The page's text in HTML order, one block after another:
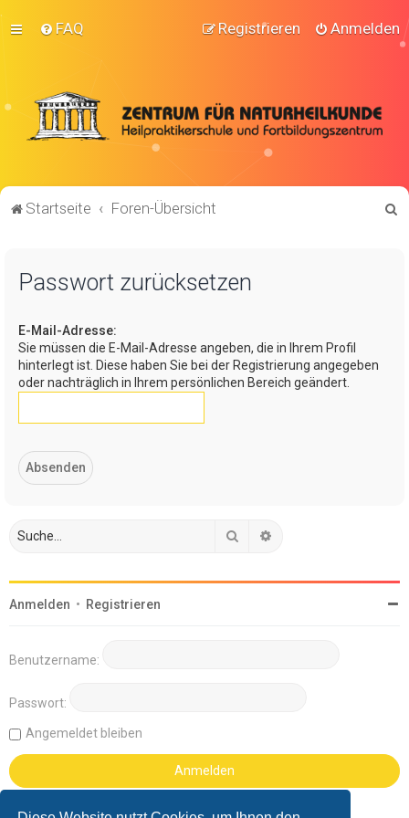
FAQ Anmelden
Registrieren
Startseite Foren-Übersicht
Passwort zurücksetzen
E-Mail-Adresse:
Sie müssen die E-Mail-Adresse angeben, die in Ihrem Profil
hinterlegt ist. Diese haben Sie bei der Registrierung angegeben
oder nachträglich in Ihrem persönlichen Bereich geändert.
Suche
Anmelden • Registrieren
Benutzername:
Passwort:
Angemeldet bleiben